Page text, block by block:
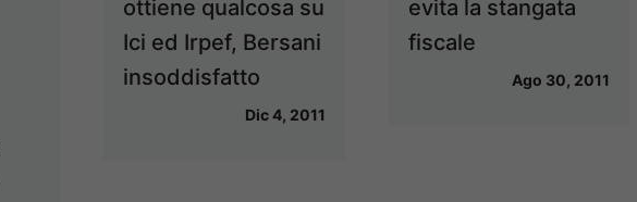
ottiene qualcosa su
Ici ed Irpef, Bersani
insoddisfatto
Dic 4, 2011
evita la stangata
fiscale
Ago 30, 2011